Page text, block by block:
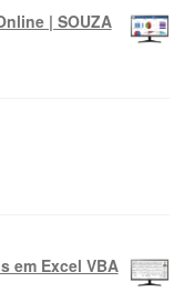
| SOUZA
em Excel VBA